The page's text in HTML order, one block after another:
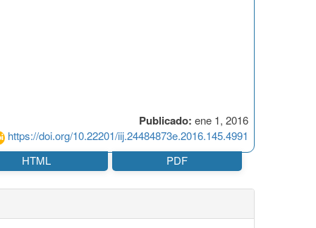
Publicado: ene 1, 2016
https://doi.org/10.22201/iij.24484873e.2016.145.4991
HTML PDF